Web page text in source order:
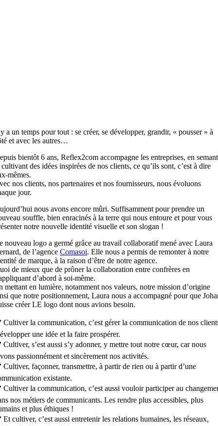
a un temps pour tout : se créer, se développer, grandir, « pousser » à
et avec les autres…
bientôt 6 ans, Reflex2com accompagne les entreprises, en semant
cultivant des idées inspirées de nos clients, ce qu’ils sont, c’est à dire
mêmes.
nos clients, nos partenaires et nos fournisseurs, nous évoluons
jour.
nous avons encore mûri. Suffisamment pour prendre un
souffle, bien enracinés à la terre qui nous entoure et pour vous
notre nouvelle identité visuelle et son slogan !
nouveau logo a germé grâce au travail collaboratif mené avec Laura
de l’agence Comasoi. Elle nous a permis de remonter à notre
de marque, à la raison d’être de notre agence.
de mieux que de prôner la collaboration entre confrères en
d’abord à soi-même.
mettant en lumière, notamment nos valeurs, notre mission d’origine
que notre positionnement, Laura nous a accompagné pour que
créer LE logo dont nous avions besoin.
Cultiver la communication, c’est gérer la communication de nos
une idée et la faire prospérer.
Cultiver, s’est aussi s’y adonner, y mettre tout notre cœur, car nous
passionnément et sincèrement nos activités.
Cultiver, façonner, transmettre, à partir de rien ou à partir d’une
existante.
Cultiver la communication, c’est aussi vouloir participer au
nos métiers de communicants. Les rendre plus accessibles, plus
et plus éthiques !
Et cultiver, c’est aussi entretenir les relations humaines, les réseaux,